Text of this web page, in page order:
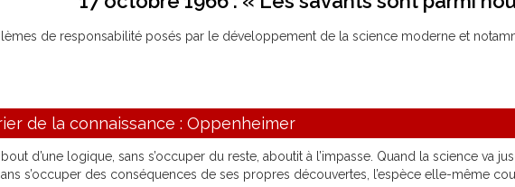
de responsabilité posés par le développement de la science moderne et
de la connaissance : Oppenheimer
bout d’une logique, sans s’occuper du reste, aboutit à l’impasse. Quand la science va
s’occuper des conséquences de ses propres découvertes, l’espèce elle-même